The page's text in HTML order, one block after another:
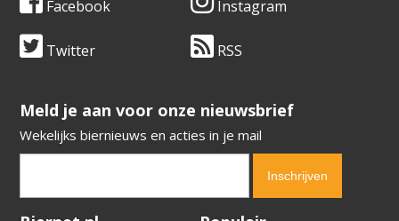
Facebook Instagram
Twitter RSS
​​​​​​​Meld je aan voor onze nieuwsbrief
Wekelijks biernieuws en acties in je mail
Verification code: